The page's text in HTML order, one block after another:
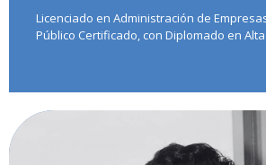
Licenciado en Administración de
Público Certificado, con Diplomado en